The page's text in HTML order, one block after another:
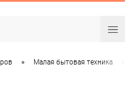
• Малая бытовая техника